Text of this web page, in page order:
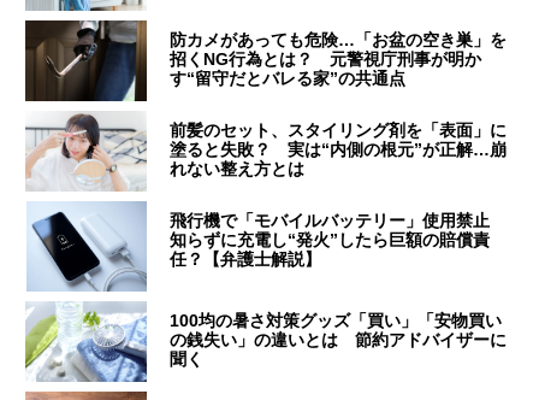
防カメがあっても危険…「お盆の空き巣」を
招くNG行為とは？ 元警視庁刑事が明か
す“留守だとバレる家”の共通点
前髪のセット、スタイリング剤を「表面」に
塗ると失敗？ 実は“内側の根元”が正解…崩
れない整え方とは
飛行機で「モバイルバッテリー」使用禁止
知らずに充電し“発火”したら巨額の賠償責
任？【弁護士解説】
100均の暑さ対策グッズ「買い」「安物買い
の銭失い」の違いとは 節約アドバイザーに
聞く